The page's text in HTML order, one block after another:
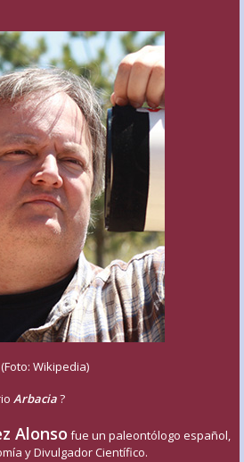
(Foto: Wikipedia)
Arbacia?
Alonso fue un paleontólogo español,
y Divulgador Científico.